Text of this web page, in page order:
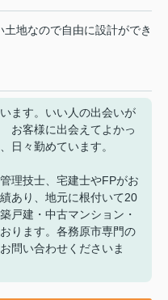
地なので自由に設計ができ
ます。いい人の出会いが
お客様に出会えてよかっ
日々勤めています。
理技士、宅建士やFPがお
あり、地元に根付いて20
戸建・中古マンション・
ります。各務原市専門の
問い合わせくださいま